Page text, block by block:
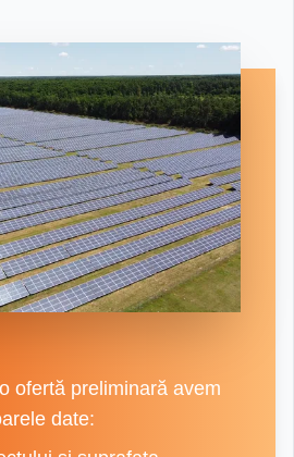
ofertă preliminară avem
date: